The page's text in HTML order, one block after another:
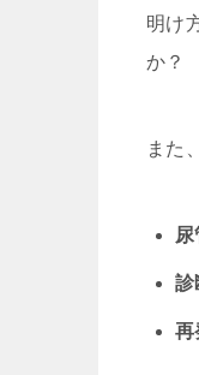
明け
か？
また、
診
再